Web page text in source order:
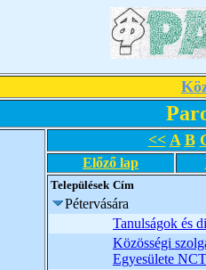
<< A B
Előző lap
Települések Cím
Pétervására
Tanulságok és
Közösségi
Egyesülete